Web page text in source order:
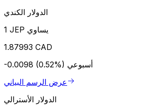
الدولار الكندي
1 JEP يساوي
1.87993 CAD
-0.0098 (0.52%) أسبوعي
عرض الرسم البياني
الدولار الأسترالي